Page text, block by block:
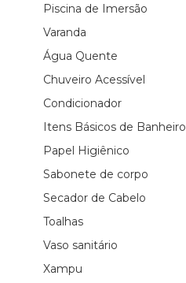
Piscina de Imersão
Varanda
Água Quente
Chuveiro Acessível
Condicionador
Itens Básicos de Banheiro
Papel Higiênico
Sabonete de corpo
Secador de Cabelo
Toalhas
Vaso sanitário
Xampu